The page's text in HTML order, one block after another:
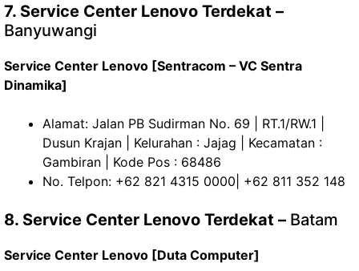
7. Service Center Lenovo Terdekat –
Banyuwangi
Service Center Lenovo [Sentracom – VC Sentra
Dinamika]
Alamat: Jalan PB Sudirman No. 69 | RT.1/RW.1 |
Dusun Krajan | Kelurahan : Jajag | Kecamatan :
Gambiran | Kode Pos : 68486
No. Telpon: +62 821 4315 0000| +62 811 352 148
8. Service Center Lenovo Terdekat – Batam
Service Center Lenovo [Duta Computer]